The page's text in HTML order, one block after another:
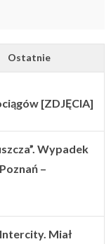
Ostatnie
[ZDJĘCIA]
Wypadek
–
Miał